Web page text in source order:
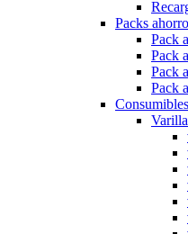
Packs ahorro
Pack
Pack
Pack
Pack